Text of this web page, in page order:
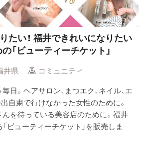
たい！ 福井できれいになりたい
「ビューティーチケット」
井県
コミュニティ
日。ヘアサロン、まつエク、ネイル、エ
自粛で行けなかった女性のために。
を待っている美容店のために。福井
ビューティーチケット」を販売しま